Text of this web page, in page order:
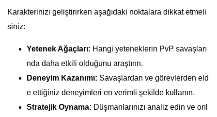
Karakterinizi geliştirirken aşağıdaki noktalara dikkat etmeli
siniz:
Yetenek Ağaçları: Hangi yeteneklerin PvP savaşları
nda daha etkili olduğunu araştırın.
Deneyim Kazanımı: Savaşlardan ve görevlerden eld
e ettiğiniz deneyimleri en verimli şekilde kullanın.
Stratejik Oynama: Düşmanlarınızı analiz edin ve onl